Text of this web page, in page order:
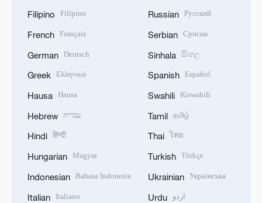
Filipino Filipino
French Français
German Deutsch
Greek Ελληνικά
Hausa Hausa
Hebrew עברית
Hindi हिन्दी
Hungarian Magyar
Indonesian Bahasa Indonesia
Italian Italiano
Russian Русский
Serbian Српски
Sinhala සිංහල
Spanish Español
Swahili Kiswahili
Tamil தமிழ்
Thai ไทย
Turkish Türkçe
Ukrainian Українська
Urdu اردو